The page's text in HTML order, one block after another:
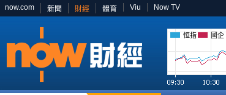
now.com 新聞 財經 體育 Viu Now TV
恒指 國企